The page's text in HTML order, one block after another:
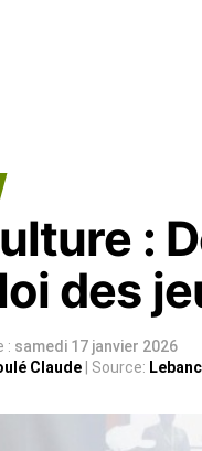
:
des
: samedi 17 janvier 2026
Claude | Source: